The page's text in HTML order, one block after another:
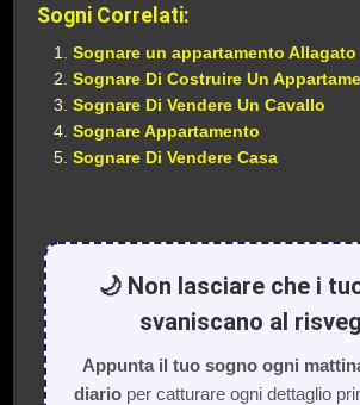
Sogni Correlati:
Sognare un appartamento Allagato
Sognare Di Costruire Un
Sognare Di Vendere Un Cavallo
Sognare Appartamento
Sognare Di Vendere Casa
🌙 Non lasciare che i
svaniscano al
Appunta il tuo sogno ogni
diarioper catturare ogni dettaglio